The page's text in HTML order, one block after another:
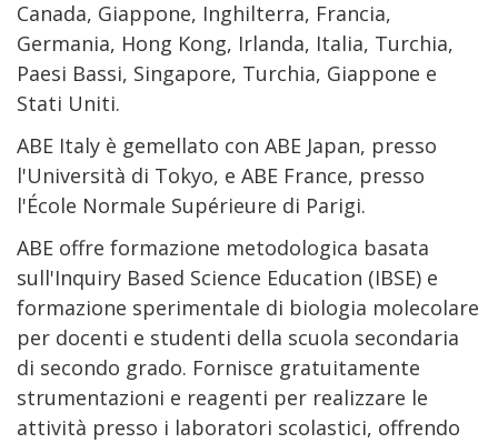
Canada, Giappone, Inghilterra, Francia,
Germania, Hong Kong, Irlanda, Italia, Turchia,
Paesi Bassi, Singapore, Turchia, Giappone e
Stati Uniti.
ABE Italy è gemellato con ABE Japan, presso
l'Università di Tokyo, e ABE France, presso
l'École Normale Supérieure di Parigi.
ABE offre formazione metodologica basata
sull'Inquiry Based Science Education (IBSE) e
formazione sperimentale di biologia molecolare
per docenti e studenti della scuola secondaria
di secondo grado. Fornisce gratuitamente
strumentazioni e reagenti per realizzare le
attività presso i laboratori scolastici, offrendo